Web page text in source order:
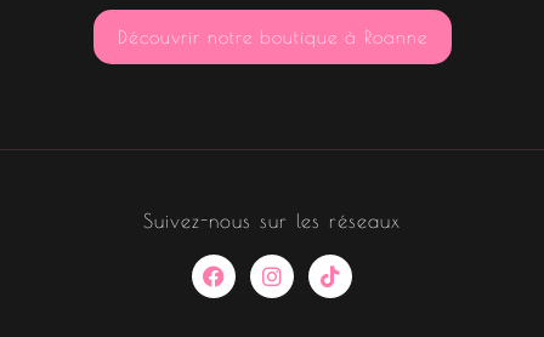
Découvrir notre boutique à Roanne
Suivez-nous sur les réseaux
F
a
c
I
n
s
T
i
k